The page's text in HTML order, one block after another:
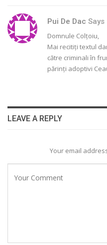
Pui De Dac Says
Domnule Colțoiu,
Mai recitiți textul
către criminali în
părinți adoptivi
LEAVE A REPLY
Your email